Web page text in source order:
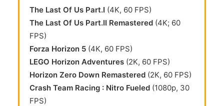
The Last Of Us Part.I (4K, 60 FPS)
The Last Of Us Part.II Remastered (4K; 60
FPS)
Forza Horizon 5 (4K, 60 FPS)
LEGO Horizon Adventures (2K, 60 FPS)
Horizon Zero Down Remastered (2K, 60 FPS)
Crash Team Racing : Nitro Fueled (1080p, 30
FPS)